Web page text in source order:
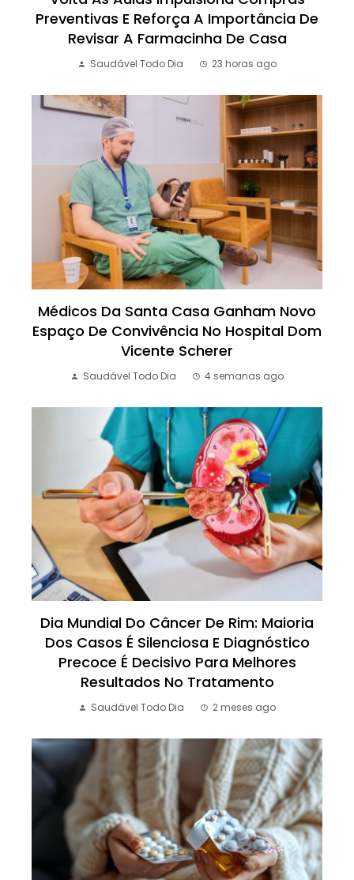
Preventivas E Reforça A Importância De
Revisar A Farmacinha De Casa
Saudável Todo Dia 23 horas ago
Médicos Da Santa Casa Ganham Novo
Espaço De Convivência No Hospital Dom
Vicente Scherer
Saudável Todo Dia 4 semanas ago
Dia Mundial Do Câncer De Rim: Maioria
Dos Casos É Silenciosa E Diagnóstico
Precoce É Decisivo Para Melhores
Resultados No Tratamento
Saudável Todo Dia 2 meses ago